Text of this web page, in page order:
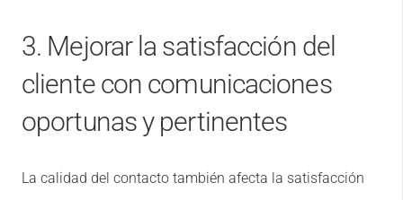
3. Mejorar la satisfacción del
cliente con comunicaciones
oportunas y pertinentes
La calidad del contacto también afecta la satisfacción